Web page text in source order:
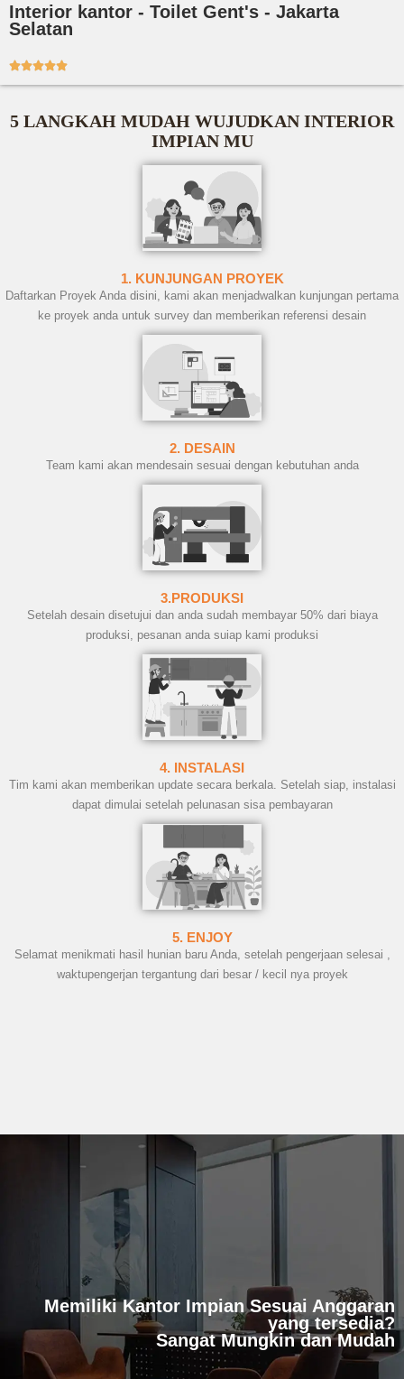
Interior kantor - Toilet Gent's - Jakarta
Selatan

5 LANGKAH MUDAH WUJUDKAN INTERIOR
IMPIAN MU
1. KUNJUNGAN PROYEK
Daftarkan Proyek Anda disini, kami akan menjadwalkan kunjungan pertama
ke proyek anda untuk survey dan memberikan referensi desain
2. DESAIN
Team kami akan mendesain sesuai dengan kebutuhan anda
3.PRODUKSI
Setelah desain disetujui dan anda sudah membayar 50% dari biaya
produksi, pesanan anda suiap kami produksi
4. INSTALASI
Tim kami akan memberikan update secara berkala. Setelah siap, instalasi
dapat dimulai setelah pelunasan sisa pembayaran
5. ENJOY
Selamat menikmati hasil hunian baru Anda, setelah pengerjaan selesai ,
waktupengerjan tergantung dari besar / kecil nya proyek
Memiliki Kantor Impian Sesuai Anggaran
yang tersedia?
Sangat Mungkin dan Mudah